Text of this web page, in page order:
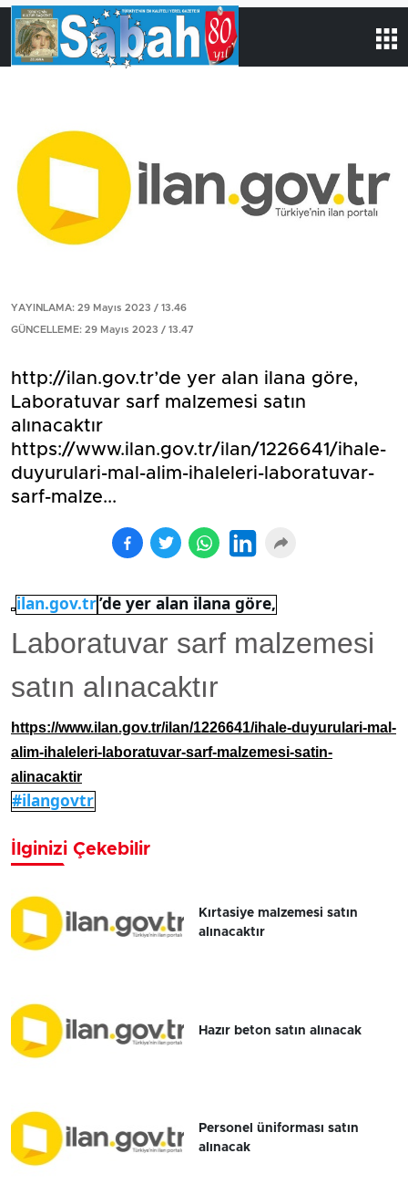
YAYINLAMA: 29 Mayıs 2023 / 13.46
GÜNCELLEME: 29 Mayıs 2023 / 13.47
http://ilan.gov.tr’de yer alan ilana göre,
Laboratuvar sarf malzemesi satın
alınacaktır
https://www.ilan.gov.tr/ilan/1226641/ihale-
duyurulari-mal-alim-ihaleleri-laboratuvar-
sarf-malze...
ilan.gov.tr’de yer alan ilana göre,
Laboratuvar sarf malzemesi
satın alınacaktır
https://www.ilan.gov.tr/ilan/1226641/ihale-duyurulari-mal-
alim-ihaleleri-laboratuvar-sarf-malzemesi-satin-
alinacaktir
#ilangovtr
İlginizi Çekebilir
Kırtasiye malzemesi satın
alınacaktır
Hazır beton satın alınacak
Personel üniforması satın
alınacak